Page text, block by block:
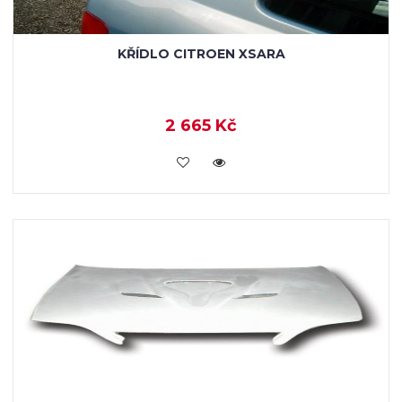
KŘÍDLO CITROEN XSARA
2 665 Kč
KOUPIT